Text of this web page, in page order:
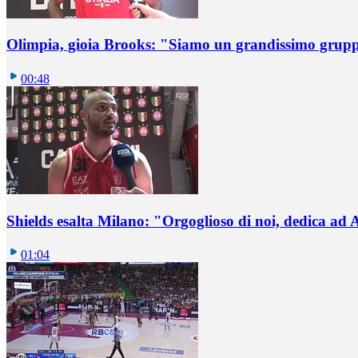
Olimpia, gioia Brooks: "Siamo un grandissimo
00:48
Shields esalta Milano: "Orgoglioso di noi, dedica ad
01:04